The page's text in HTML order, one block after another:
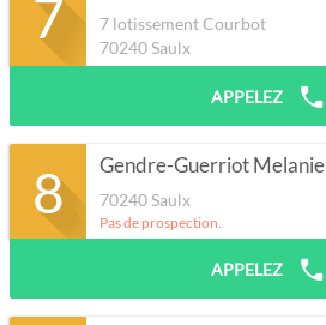
7
7 lotissement Courbot
70240Saulx
APPELEZ
8 Gendre-Guerriot Melanie
70240Saulx
Pas de prospection.
APPELEZ